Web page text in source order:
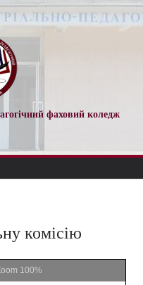
фаховий коледж
комісію
100%